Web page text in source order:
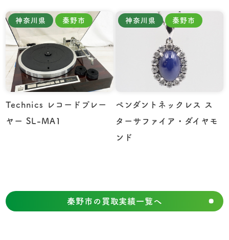
神奈川県 秦野市
Technics レコードプレー
ヤー SL-MA1
神奈川県 秦野市
ペンダントネックレス ス
ターサファイア・ダイヤモ
ンド
秦野市の買取実績一覧へ